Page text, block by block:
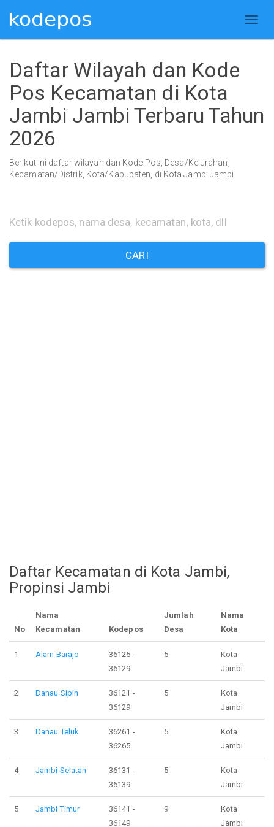
Daftar Wilayah dan Kode
Pos Kecamatan di Kota
Jambi Jambi Terbaru Tahun
2026
Berikut ini daftar wilayah dan Kode Pos, Desa/Kelurahan,
Kecamatan/Distrik, Kota/Kabupaten, di Kota Jambi Jambi.
CARI
Daftar Kecamatan di Kota Jambi,
Propinsi Jambi
No
Nama
Kecamatan
Kodepos
Jumlah
Desa
Nama
Kota
1 Alam Barajo
36125 -
36129
5
Kota
Jambi
2 Danau Sipin
36121 -
36129
5
Kota
Jambi
3 Danau Teluk
36261 -
36265
5
Kota
Jambi
4 Jambi Selatan
36131 -
36139
5
Kota
Jambi
5 Jambi Timur
36141 -
36149
9
Kota
Jambi